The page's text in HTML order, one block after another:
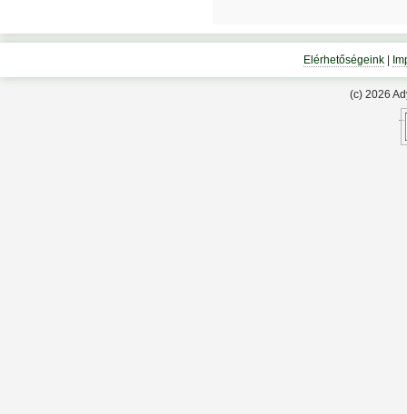
Elérhetőségeink|
(c) 2026